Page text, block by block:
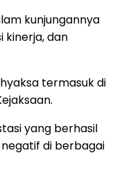
kunjungannya
kinerja, dan
termasuk di
yang berhasil
di berbagai